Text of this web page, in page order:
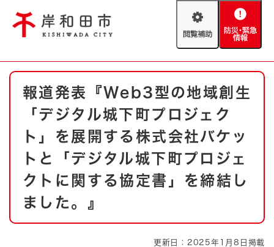
閲
助
防
緊
情
報
やさしい日本語
文字サイズ 標準 拡大
背景色変更 白 黒 青
防災・緊急情報 救急・消防
ハザードマップ AED設置箇所
とじる
本
報道発表『Web3型の地域創生
「デジタル城下町プロジェク
ト」を展開する株式会社バケッ
トと「デジタル城下町プロジェ
クトに関する協定書」を締結し
ました。』
更新日：2025年1月8日掲載